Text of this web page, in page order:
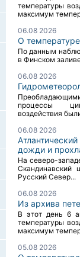
температуры
максимум
06.08 2026
О
По данным
в Финском
06.08 2026
процессы
воздействия
06.08 2026
дожди и
На северо-
Скандинавский
Русский Север...
06.08 2026
Из архива
В этот день 6
температуры
максимум
05.08 2026